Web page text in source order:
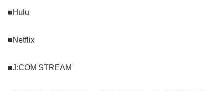
■Hulu
■Netflix
■J:COM STREAM